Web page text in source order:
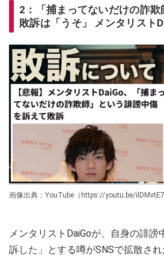
2：「捕まってないだけの詐
敗訴は「うそ」 メンタリスト
画像出典：YouTube（https://youtu.be/
メンタリストDaiGoが、自身の誹
訴した」とする噂がSNSで拡散さ